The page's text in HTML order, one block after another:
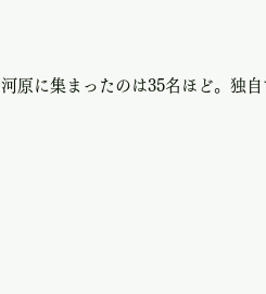
河原に集まったのは35名ほど。独